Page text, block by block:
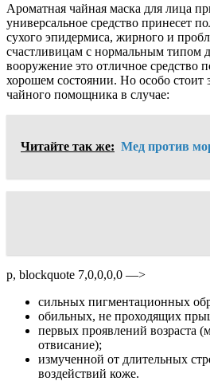
Ароматная чайная маска для лица
универсальное средство принесет
сухого эпидермиса, жирного и
счастливицам с нормальным типом
вооружение это отличное средство
хорошем состоянии. Но особо стоит
чайного помощника в случае:
Читайте так же: Мед против
p, blockquote 7,0,0,0,0 —>
сильных пигментационных
обильных, не проходящих
первых проявлений возраста
отвисание);
измученной от длительных
воздействий коже.